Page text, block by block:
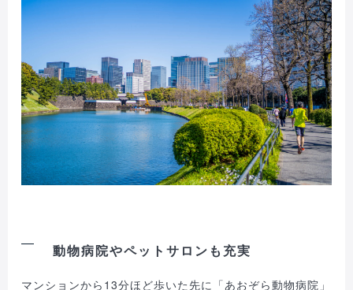
動物病院やペットサロンも充実
マンションから13分ほど歩いた先に「あおぞら動物病院」